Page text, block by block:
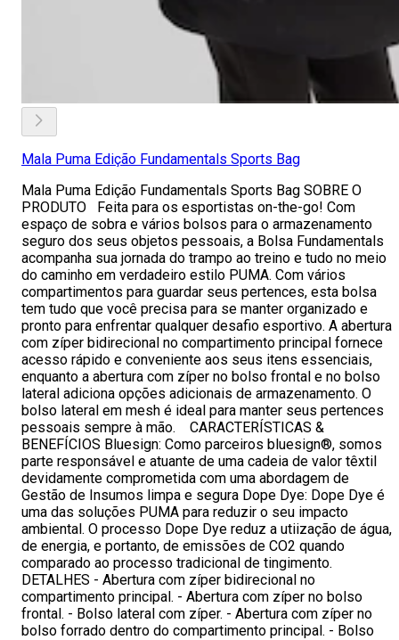
Mala Puma Edição Fundamentals Sports Bag
Mala Puma Edição Fundamentals Sports Bag SOBRE O
PRODUTO Feita para os esportistas on-the-go! Com
espaço de sobra e vários bolsos para o armazenamento
seguro dos seus objetos pessoais, a Bolsa Fundamentals
acompanha sua jornada do trampo ao treino e tudo no meio
do caminho em verdadeiro estilo PUMA. Com vários
compartimentos para guardar seus pertences, esta bolsa
tem tudo que você precisa para se manter organizado e
pronto para enfrentar qualquer desafio esportivo. A abertura
com zíper bidirecional no compartimento principal fornece
acesso rápido e conveniente aos seus itens essenciais,
enquanto a abertura com zíper no bolso frontal e no bolso
lateral adiciona opções adicionais de armazenamento. O
bolso lateral em mesh é ideal para manter seus pertences
pessoais sempre à mão. CARACTERÍSTICAS &
BENEFÍCIOS Bluesign: Como parceiros bluesign®, somos
parte responsável e atuante de uma cadeia de valor têxtil
devidamente comprometida com uma abordagem de
Gestão de Insumos limpa e segura Dope Dye: Dope Dye é
uma das soluções PUMA para reduzir o seu impacto
ambiental. O processo Dope Dye reduz a utiização de água,
de energia, e portanto, de emissões de CO2 quando
comparado ao processo tradicional de tingimento.
DETALHES - Abertura com zíper bidirecional no
compartimento principal. - Abertura com zíper no bolso
frontal. - Bolso lateral com zíper. - Abertura com zíper no
bolso forrado dentro do compartimento principal. - Bolso